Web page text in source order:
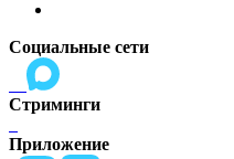
Социальные сети
Стриминги
Приложение